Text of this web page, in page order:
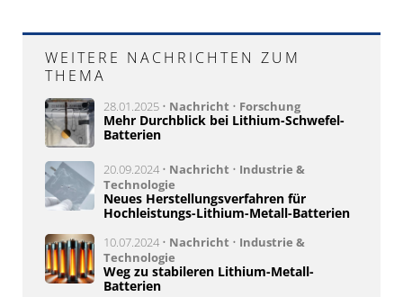
WEITERE NACHRICHTEN ZUM
THEMA
28.01.2025 • Nachricht • Forschung
Mehr Durchblick bei Lithium-Schwefel-
Batterien
20.09.2024 • Nachricht • Industrie &
Technologie
Neues Herstellungsverfahren für
Hochleistungs-Lithium-Metall-Batterien
10.07.2024 • Nachricht • Industrie &
Technologie
Weg zu stabileren Lithium-Metall-
Batterien